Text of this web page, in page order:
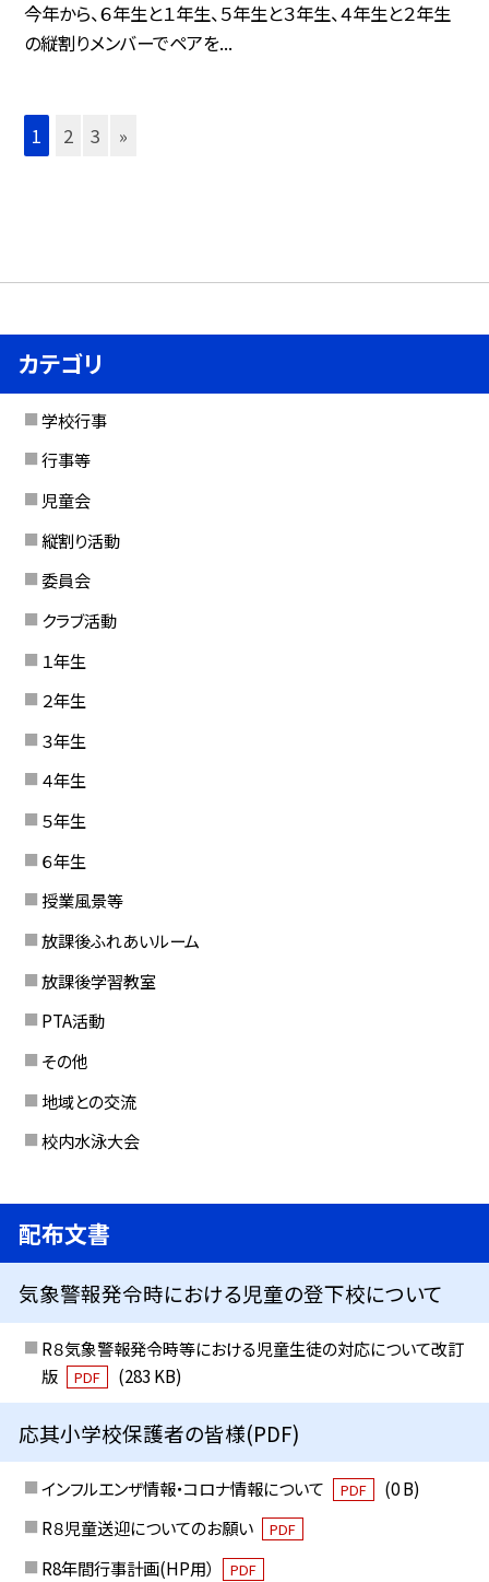
今年から、６年生と１年生、５年生と３年生、４年生と２年生
の縦割りメンバーでペアを...
1 2 3 »
カテゴリ
学校行事
行事等
児童会
縦割り活動
委員会
クラブ活動
１年生
２年生
３年生
４年生
５年生
６年生
授業風景等
放課後ふれあいルーム
放課後学習教室
PTA活動
その他
地域との交流
校内水泳大会
配布文書
気象警報発令時における児童の登下校について
R８気象警報発令時等における児童生徒の対応について改訂
版
PDF (283 KB)
応其小学校保護者の皆様(PDF)
インフルエンザ情報・コロナ情報について PDF
(0 B)
R８児童送迎についてのお願い
PDF
R8年間行事計画(HP用） PDF